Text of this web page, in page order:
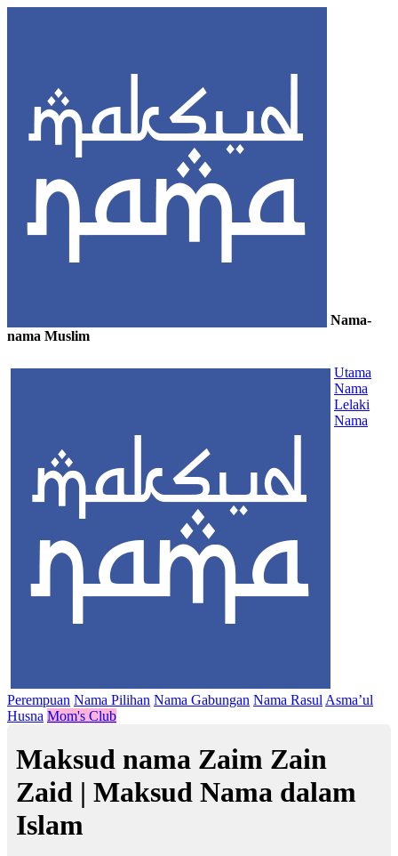
Nama-
nama Muslim
Utama
Nama
Lelaki
Nama
Perempuan Nama Pilihan Nama Gabungan Nama Rasul Asma’ul
Husna Mom's Club
Maksud nama Zaim Zain
Zaid | Maksud Nama dalam
Islam